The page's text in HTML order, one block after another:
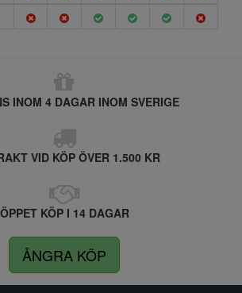
INOM 4 DAGAR INOM SVERIGE
VID KÖP ÖVER 1.500 KR
ÖPPET KÖP I 14 DAGAR
ÅNGRA KÖP